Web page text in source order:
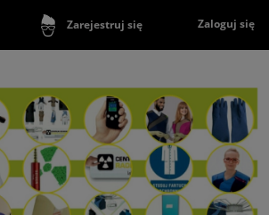
Zarejestruj się Zaloguj się